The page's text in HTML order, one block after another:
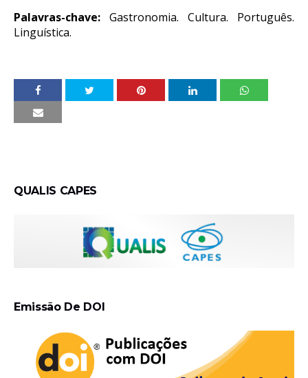
Palavras-chave: Gastronomia. Cultura. Português.
Linguística.
QUALIS CAPES
Emissão De DOI